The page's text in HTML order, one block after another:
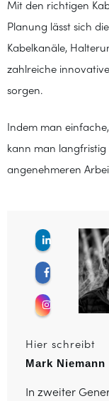
Mit den richtigen
Planung lässt sich
Kabelkanäle,
zahlreiche
sorgen.
Indem man
kann man
angenehmeren
Hier schreibt
Mark Niemann
In zweiter